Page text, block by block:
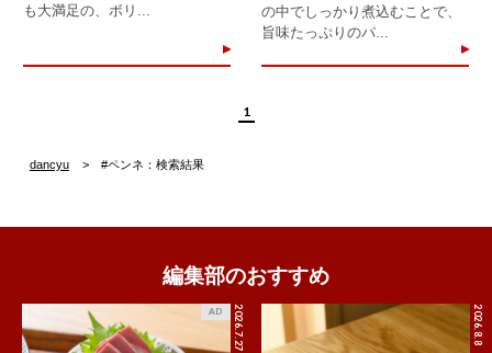
も大満足の、ボリ...
の中でしっかり煮込むことで、
旨味たっぷりのパ...
1
dancyu #ペンネ：検索結果
編集部のおすすめ
2026.7.27
AD 2026.8.8